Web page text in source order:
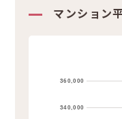
マンション
340,000
360,000